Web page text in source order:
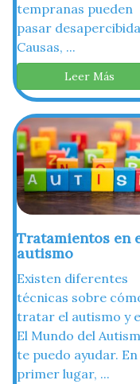
tempranas pueden
pasar
Causas, ...
Leer Más
Tratamientos en
autismo
Existen diferentes
técnicas sobre
tratar el autismo y
El Mundo del
te puedo ayudar. En
primer lugar, ...